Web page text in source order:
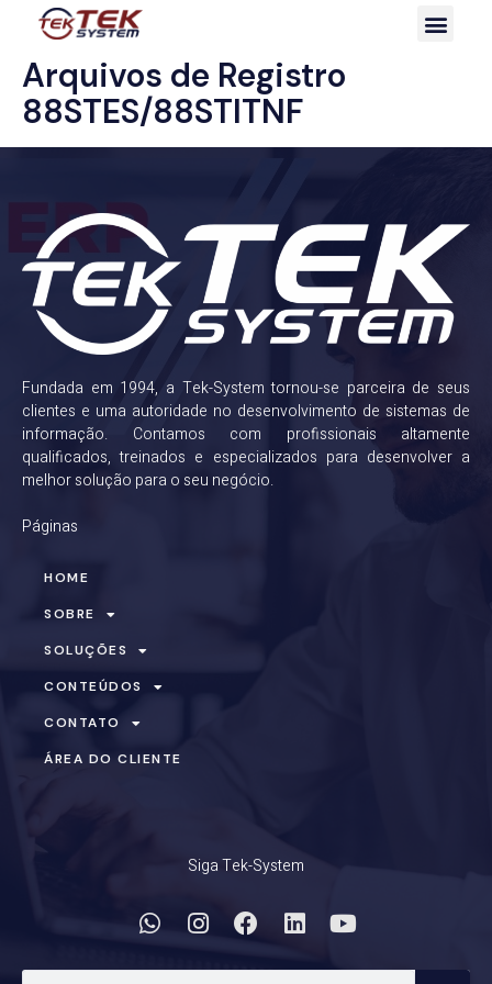
Arquivos de Registro
88STES/88STITNF
Fundada em 1994, a Tek-System tornou-se parceira de seus
clientes e uma autoridade no desenvolvimento de sistemas de
informação. Contamos com profissionais altamente
qualificados, treinados e especializados para desenvolver a
melhor solução para o seu negócio.
Páginas
HOME
SOBRE
SOLUÇÕES
CONTEÚDOS
CONTATO
ÁREA DO CLIENTE
Siga Tek-System